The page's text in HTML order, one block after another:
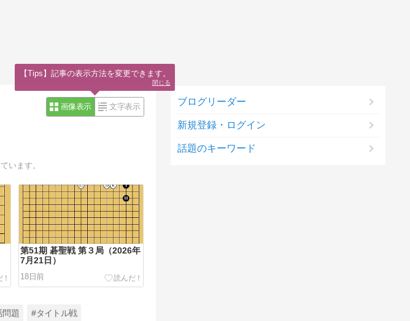
画像表示 文字表示
います。
第51期 碁聖戦 第３局（2026年
7月21日）
18日前
問題 #タイトル戦
ブログリーダー
新規登録・ログイン
話題のキーワード
【Tips】記事の表示方法を変更できます。
閉じる